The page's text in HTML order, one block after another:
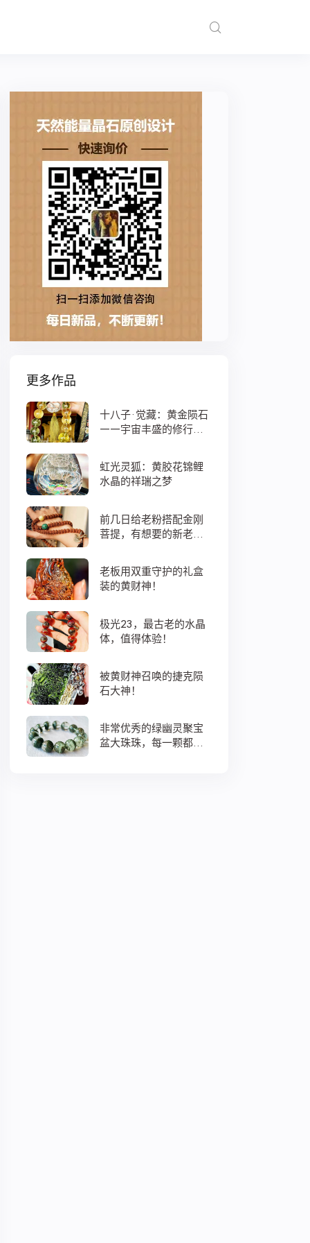
更多作品
十八子·觉藏：黄金陨石
——宇宙丰盛的修行之
虹光灵狐：黄胶花锦鲤
水晶的祥瑞之梦
前几日给老粉搭配金刚
菩提，有想要的新老
老板用双重守护的礼盒
装的黄财神！
极光23，最古老的水晶
体，值得体验！
被黄财神召唤的捷克陨
石大神！
非常优秀的绿幽灵聚宝
盆大珠珠，每一颗都蕴